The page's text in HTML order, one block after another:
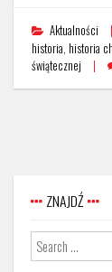
Aktualności
historia, historia
świątecznej
ZNAJDŹ